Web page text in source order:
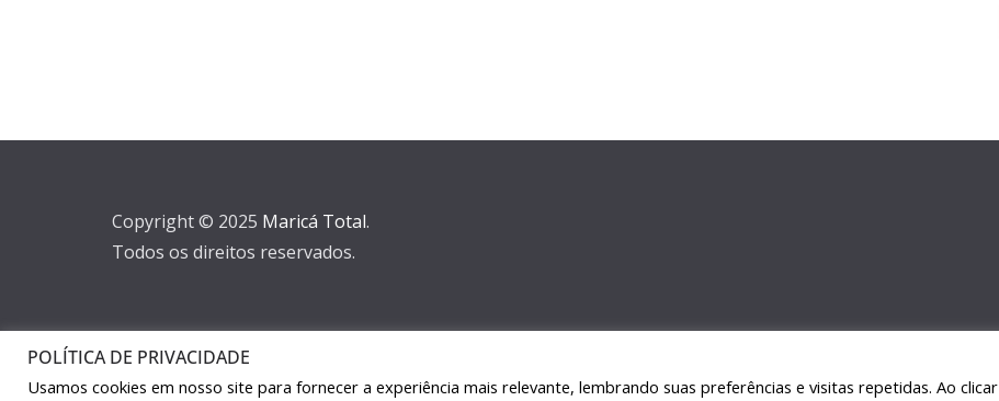
Copyright © 2025 Maricá Total.
Todos os direitos reservados.
POLÍTICA DE PRIVACIDADE
Usamos cookies em nosso site para fornecer a experiência mais relevante, lembrando suas preferências e visitas repetidas. Ao clicar